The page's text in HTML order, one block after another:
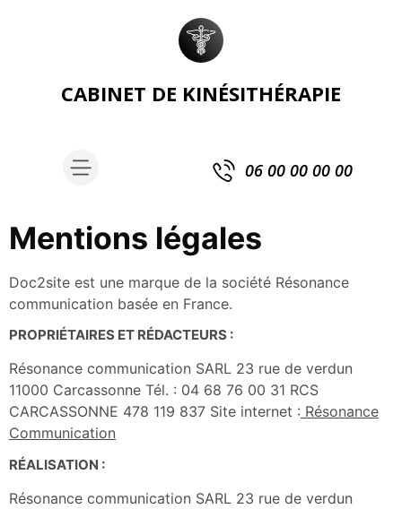
CABINET DE KINÉSITHÉRAPIE
06 00 00 00 00
Mentions légales
Doc2site est une marque de la société Résonance
communication basée en France.
PROPRIÉTAIRES ET RÉDACTEURS :
Résonance communication SARL 23 rue de verdun
11000 Carcassonne Tél. : 04 68 76 00 31 RCS
CARCASSONNE 478 119 837 Site internet : Résonance
Communication
RÉALISATION :
Résonance communication SARL 23 rue de verdun